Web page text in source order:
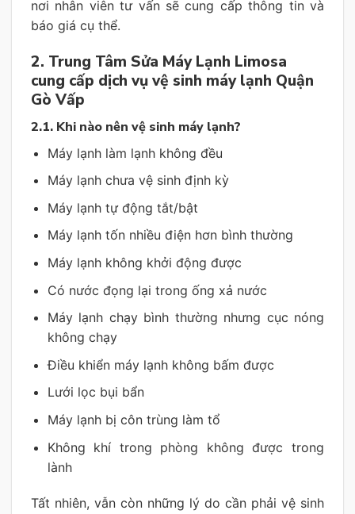
nơi nhân viên tư vấn sẽ cung cấp thông tin và
báo giá cụ thể.
2. Trung Tâm Sửa Máy Lạnh Limosa
cung cấp dịch vụ vệ sinh máy lạnh Quận
Gò Vấp
2.1. Khi nào nên vệ sinh máy lạnh?
Máy lạnh làm lạnh không đều
Máy lạnh chưa vệ sinh định kỳ
Máy lạnh tự động tắt/bật
Máy lạnh tốn nhiều điện hơn bình thường
Máy lạnh không khởi động được
Có nước đọng lại trong ống xả nước
Máy lạnh chạy bình thường nhưng cục nóng
không chạy
Điều khiển máy lạnh không bấm được
Lưới lọc bụi bẩn
Máy lạnh bị côn trùng làm tổ
Không khí trong phòng không được trong
lành
Tất nhiên, vẫn còn những lý do cần phải vệ sinh